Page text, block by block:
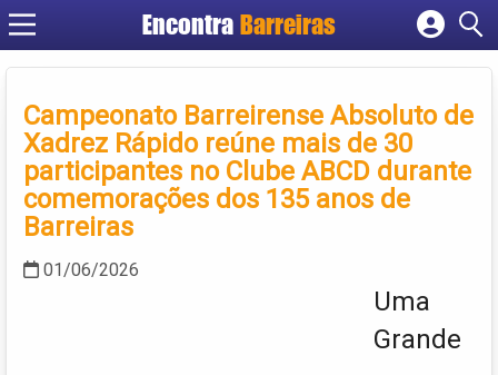
EncontraBarreiras
Cadastrar empresa
Criar conta
Campeonato Barreirense Absoluto de
Xadrez Rápido reúne mais de 30
participantes no Clube ABCD durante
comemorações dos 135 anos de
Barreiras
01/06/2026
Uma
Grande